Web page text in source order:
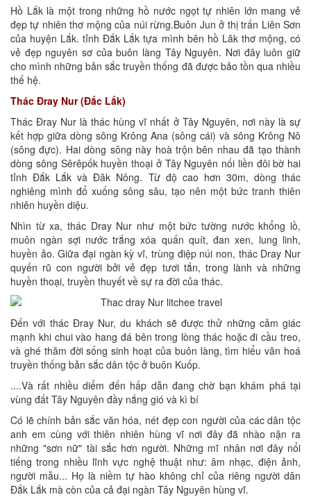
Hồ Lắk là một trong những hồ nước ngọt tự nhiên lớn mang vẻ
đẹp tự nhiên thơ mộng của núi rừng.Buôn Jun ở thị trấn Liên Sơn
của huyện Lắk. tỉnh Đắk Lắk tựa mình bên hồ Lăk thơ mộng, có
vẻ đẹp nguyên sơ của buôn làng Tây Nguyên. Nơi đây luôn giữ
cho mình những bản sắc truyền thống đã được bảo tồn qua nhiều
thế hệ.
Thác Đray Nur (Đắc Lắk)
Thác Đray Nur là thác hùng vĩ nhất ở Tây Nguyên, nơi này là sự
kết hợp giữa dòng sông Krông Ana (sông cái) và sông Krông Nô
(sông đực). Hai dòng sông này hoà trộn bên nhau đã tạo thành
dòng sông Sêrêpốk huyền thoại ở Tây Nguyên nối liền đôi bờ hai
tỉnh Đắk Lắk và Đăk Nông. Từ độ cao hơn 30m, dòng thác
nghiêng mình đổ xuống sông sâu, tạo nên một bức tranh thiên
nhiên huyền diệu.
Nhìn từ xa, thác Dray Nur như một bức tường nước khổng lồ,
muôn ngàn sợi nước trắng xóa quấn quít, đan xen, lung linh,
huyền ảo. Giữa đại ngàn kỳ vĩ, trùng điệp núi non, thác Dray Nur
quyến rũ con người bởi vẻ đẹp tươi tắn, trong lành và những
huyền thoại, truyền thuyết về sự ra đời của thác.
Đến với thác Đray Nur, du khách sẽ được thử những cảm giác
mạnh khi chui vào hang đá bên trong lòng thác hoặc đi cầu treo,
và ghé thăm đời sống sinh hoạt của buôn làng, tìm hiểu văn hoá
truyền thống bản sắc dân tộc ở buôn Kuốp.
....Và rất nhiều diểm đến hấp dẫn đang chờ bạn khám phá tại
vùng đất Tây Nguyên đầy nắng gió và kì bí
Có lẽ chính bản sắc văn hóa, nét đẹp con người của các dân tộc
anh em cùng với thiên nhiên hùng vĩ nơi đây đã nhào nặn ra
những "sơn nữ" tài sắc hơn người. Những mĩ nhân nơi đây nổi
tiếng trong nhiều lĩnh vực nghệ thuật như: âm nhạc, điện ảnh,
người mẫu... Họ là niềm tự hào không chỉ của riêng người dân
Đắk Lắk mà còn của cả đại ngàn Tây Nguyên hùng vĩ.